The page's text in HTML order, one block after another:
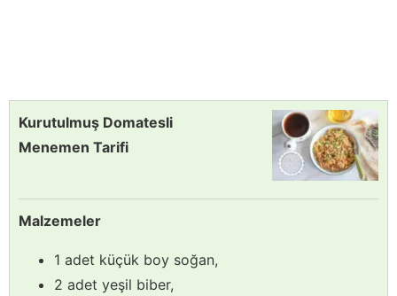
Kurutulmuş Domatesli
Menemen Tarifi
Malzemeler
1 adet küçük boy soğan,
2 adet yeşil biber,